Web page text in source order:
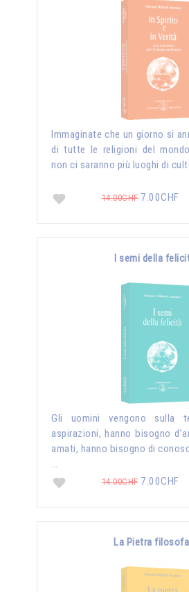
Immaginate che un giorno si
di tutte le religioni del
non ci saranno più luoghi di
14.00CHF7.00CHF
I semi della
Gli uomini vengono sulla
aspirazioni, hanno bisogno
amati, hanno bisogno di
…
14.00CHF7.00CHF
La Pietra